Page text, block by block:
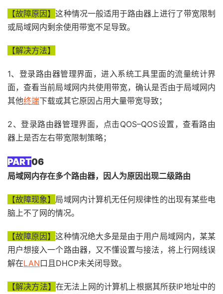
【故障原因】这种情况一般适用于路由器上进行了带宽限制
或局域网内剩余使用带宽不足导致。
【解决方法】
1、登录路由器管理界面，进入系统工具里面的流量统计界
面，查看当前局域网内共使用带宽，确认是否由于局域网内
其他终端下载或其它原因占用大量带宽导致；
2、登录路由器管理界面，点击QOS–QOS设置，查看路由
器上是否左右带宽限制策略；
PART06
局域网内存在多个路由器，因人为原因出现二级路由
【故障现象】 局域网内计算机无任何规律性的出现有某些电
脑上不了网的情况。
【故障原因】这种情况绝大多是是由于用户局域网内，某某
用户想接入一个路由器，又不懂设置与接法，将上行网线误
解在LAN口且DHCP未关闭导致。
【解决方法】 在无法上网的计算机上根据其所获IP地址中的